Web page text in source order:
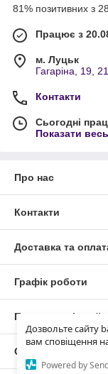
Дозвольте сайту
вам сповіщення
Powered by
81% позитивних з
Працює з
м. Луцьк
Гагаріна, 19,
Контакти
Сьогодні
Показати
Про нас
Контакти
Доставка та
Графік роботи
Повна версія сайту
Сайт створено на